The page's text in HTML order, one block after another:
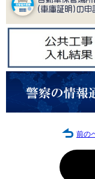
前の